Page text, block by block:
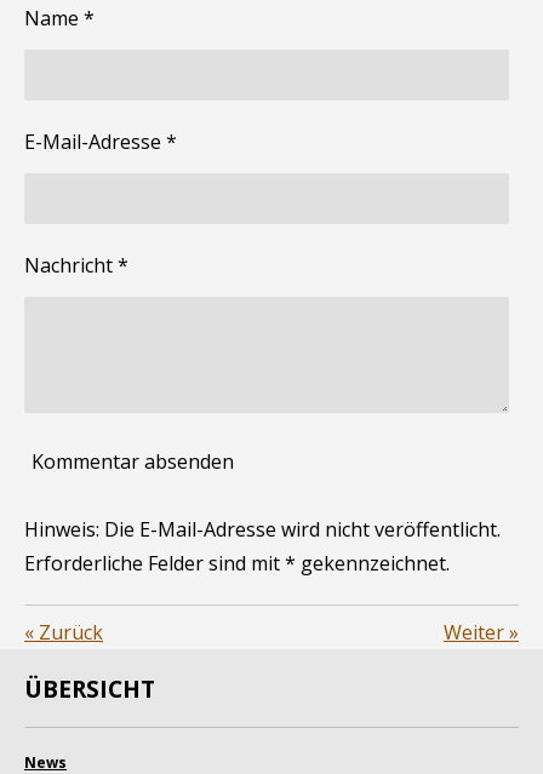
Name *
E-Mail-Adresse *
Nachricht *
Kommentar absenden
Hinweis: Die E-Mail-Adresse wird nicht veröffentlicht.
Erforderliche Felder sind mit * gekennzeichnet.
« Zurück Weiter»
ÜBERSICHT
News